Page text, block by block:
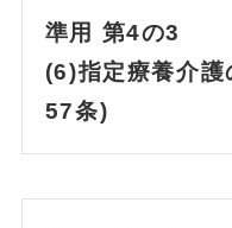
準用 第4の3
(6)指定療養介護
57条)